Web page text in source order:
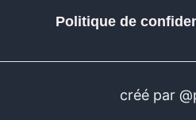
Politique de
créé par